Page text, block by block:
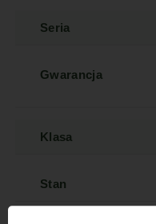
Seria
Gwarancja
Klasa
Stan